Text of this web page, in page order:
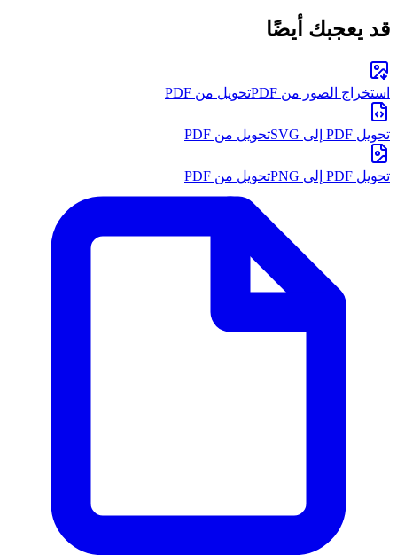
قد يعجبك أيضًا
استخراج الصور من PDF تحويل من PDF
تحويل PDF إلى SVG تحويل من PDF
تحويل PDF إلى PNG تحويل من PDF